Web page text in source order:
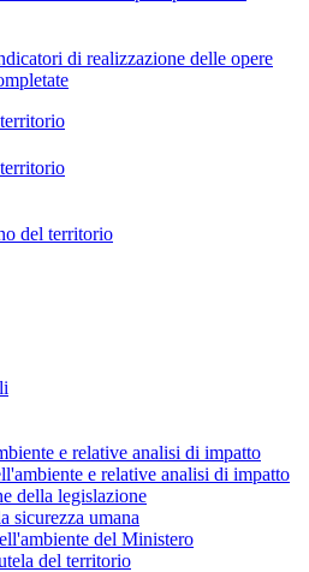
di realizzazione delle opere
del territorio
e relative analisi di impatto
e relative analisi di impatto
della legislazione
sicurezza umana
del Ministero
del territorio